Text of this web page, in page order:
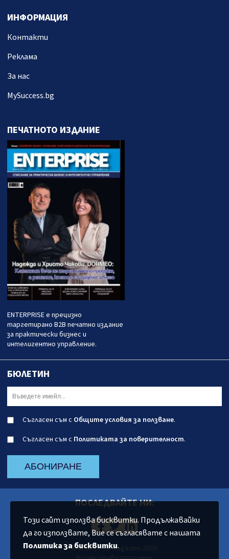
ИНФОРМАЦИЯ
Контакти
Реклама
За нас
MySuccess.bg
ПЕЧАТНОТО ИЗДАНИЕ
ENTERPRISE е прецизно
таргетирано B2B печатно издание
за практически бизнес и
интелигентно управление.
БЮЛЕТИН
Съгласен съм с Общите условия за ползване.
Съгласен съм с Политиката за поверителност.
АБОНИРАНЕ
ПОСЛЕДВАЙТЕ НИ:
© Enterprise Magazine 2026.
Този сайт използва бисквитки. Продължавайки
да го използвате, Вие се съгласявате с нашата
Политика за бисквитки.